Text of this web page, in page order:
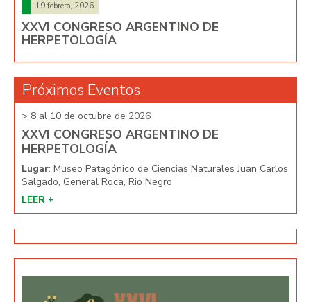
19 febrero, 2026
XXVI CONGRESO ARGENTINO DE
HERPETOLOGÍA
Próximos Eventos
> 8 al 10 de octubre de 2026
XXVI CONGRESO ARGENTINO DE
HERPETOLOGÍA
Lugar: Museo Patagónico de Ciencias Naturales Juan Carlos
Salgado, General Roca, Rio Negro
LEER +